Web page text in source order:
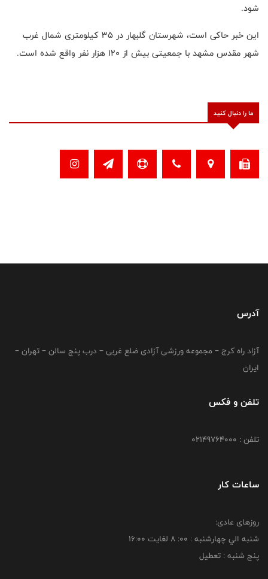
شود.
این خبر حاکی است، شهرستان گلبهار در 35 کیلومتری شمال غرب
شهر مقدس مشهد با جمعیتی بیش از 120 هزار نفر واقع شده است.
ما را دنبال کنید
آدرس
آزاد راه کرج – مجموعه ورزشی آزادی ضلع غربی – درب پنج سالن – تهران –
ایران
تلفن و فکس
تلفن : 02149764000
ساعات کار
روزهای عادی:
شنبه الي چهارشنبه : 00: 8 لغايت 16:00
پنج شنبه : تعطیل